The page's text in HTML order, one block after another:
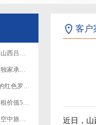
飞机之家空中广告引爆山西吕梁中阳县上空
飞机之家集团正式签约独家承包运营新疆玉其塔什景区，打造低空旅游新标杆！
阳泉一架价值500多万的红色罗宾逊直升机开展静展活动
济南一小伙新婚现场，租价值500多万的直升机助阵
张家口直升机草原天路空中旅游正式开启
客户
近日，山